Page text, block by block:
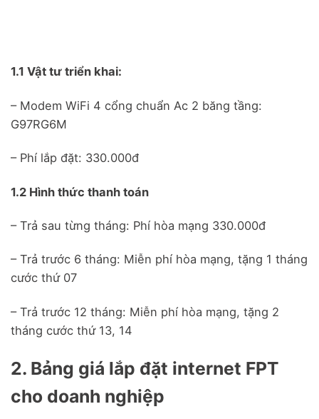
1.1 Vật tư triển khai:
– Modem WiFi 4 cổng chuẩn Ac 2 băng tầng:
G97RG6M
– Phí lắp đặt: 330.000đ
1.2 Hình thức thanh toán
– Trả sau từng tháng: Phí hòa mạng 330.000đ
– Trả trước 6 tháng: Miễn phí hòa mạng, tặng 1 tháng
cước thứ 07
– Trả trước 12 tháng: Miễn phí hòa mạng, tặng 2
tháng cước thứ 13, 14
2. Bảng giá lắp đặt internet FPT
cho doanh nghiệp